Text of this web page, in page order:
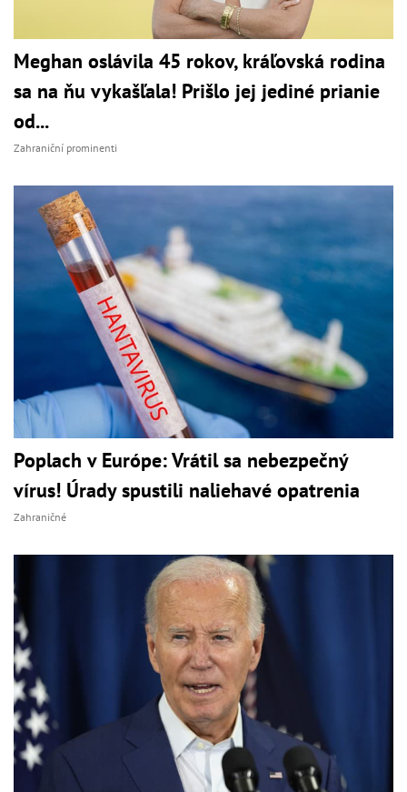
Meghan oslávila 45 rokov, kráľovská rodina
sa na ňu vykašľala! Prišlo jej jediné prianie
od...
Zahraniční prominenti
Poplach v Európe: Vrátil sa nebezpečný
vírus! Úrady spustili naliehavé opatrenia
Zahraničné